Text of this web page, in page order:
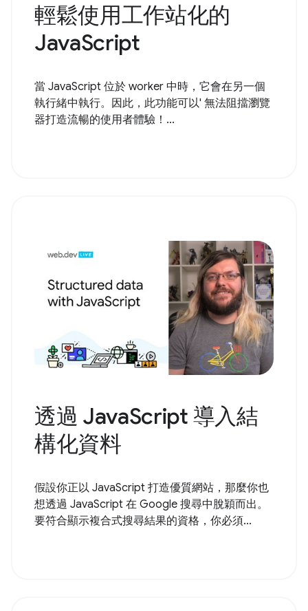
輕鬆使用工作站化的
JavaScript
當 JavaScript 位於 worker 中時，它會在另一個
執行緒中執行。因此，此功能可以' 無法阻擋瀏覽
器打造流暢的使用者體驗！...
透過 JavaScript 導入結
構化資料
假設你正以 JavaScript 打造優質網站，那麼你也
想透過 JavaScript 在 Google 搜尋中脫穎而出。
要符合顯示複合式搜尋結果的資格，你必須...